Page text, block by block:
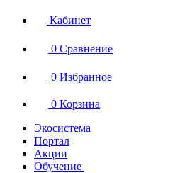
Кабинет
0 Сравнение
0 Избранное
0 Корзина
Экосистема
Портал
Акции
Обучение